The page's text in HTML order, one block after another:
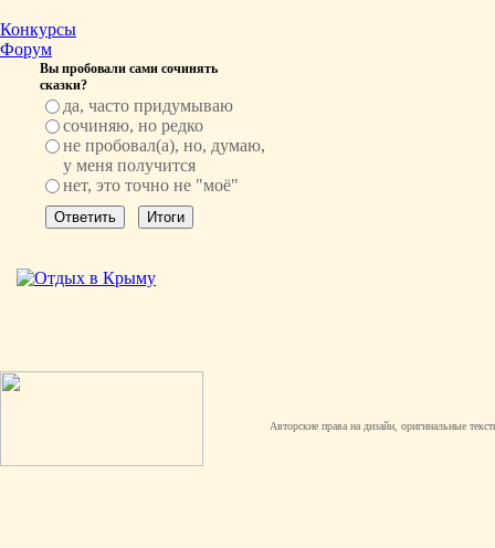
Конкурсы
Форум
Вы пробовали сами сочинять
сказки?
да, часто придумываю
сочиняю, но редко
не пробовал(а), но, думаю,
у меня получится
нет, это точно не "моё"
Авторские права на дизайн, оригинальные